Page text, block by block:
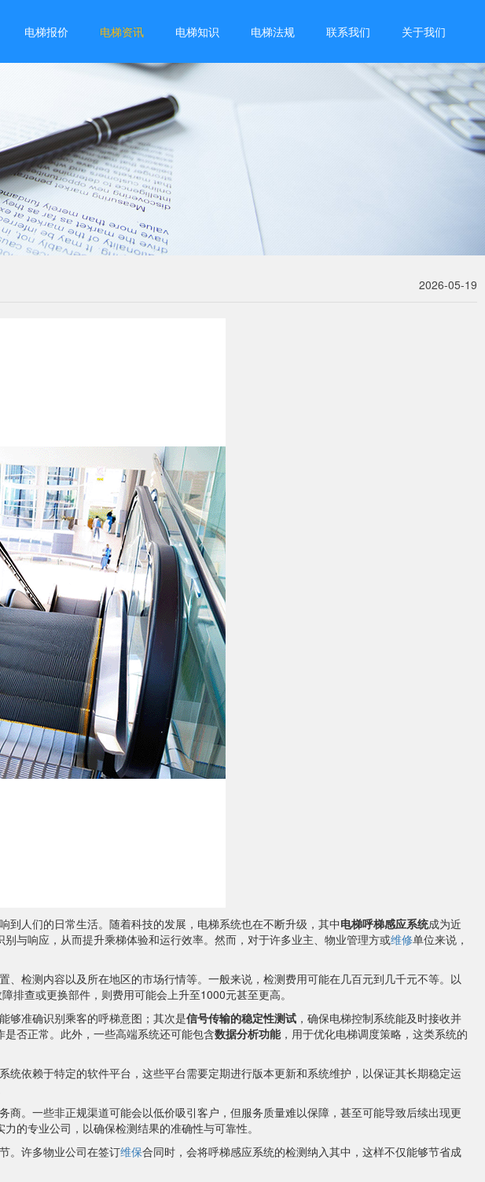
电梯报价 电梯资讯 电梯知识 电梯法规 联系我们 关于我们
2026-05-19
人们的日常生活。随着科技的发展，电梯系统也在不断升级，其中电梯呼梯感应系统成为近
与响应，从而提升乘梯体验和运行效率。然而，对于许多业主、物业管理方或维修单位来说，
、检测内容以及所在地区的市场行情等。一般来说，检测费用可能在几百元到几千元不等。以
排查或更换部件，则费用可能会上升至1000元甚至更高。
够准确识别乘客的呼梯意图；其次是信号传输的稳定性测试 ，确保电梯控制系统能及时接收并
否正常。此外，一些高端系统还可能包含数据分析功能，用于优化电梯调度策略，这类系统的
统依赖于特定的软件平台，这些平台需要定期进行版本更新和系统维护，以保证其长期稳定运
。一些非正规渠道可能会以低价吸引客户，但服务质量难以保障，甚至可能导致后续出现更
的专业公司，以确保检测结果的准确性与可靠性。
。许多物业公司在签订维保合同时，会将呼梯感应系统的检测纳入其中，这样不仅能够节省成